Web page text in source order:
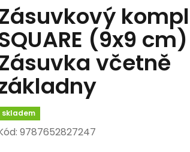
(9x9
včetně
skladem
9787652827247